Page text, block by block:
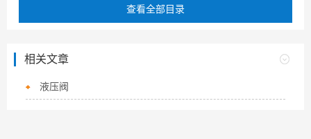
查看全部目录
相关文章
液压阀